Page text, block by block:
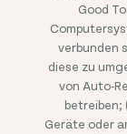
Good
verbunden
diese zu
von Auto-
betreiben;
Geräte oder